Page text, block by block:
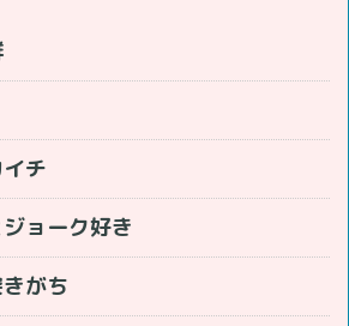
チ
ョーク好き
がち